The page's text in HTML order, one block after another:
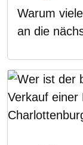
Warum
an die